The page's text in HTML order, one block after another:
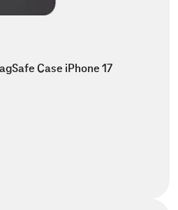
Case iPhone 17